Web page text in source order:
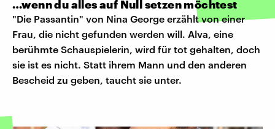
…wenn du alles auf Null setzen möchtest
"Die Passantin" von Nina George erzählt von einer
Frau, die nicht gefunden werden will. Alva, eine
berühmte Schauspielerin, wird für tot gehalten, doch
sie ist es nicht. Statt ihrem Mann und den anderen
Bescheid zu geben, taucht sie unter.